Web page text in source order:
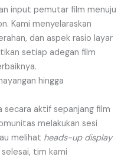
input pemutar film menuju
Kami menyelaraskan
dan aspek rasio layar
setiap adegan film
hingga
secara aktif sepanjang film
melakukan sesi
melihat heads-up display
tim kami